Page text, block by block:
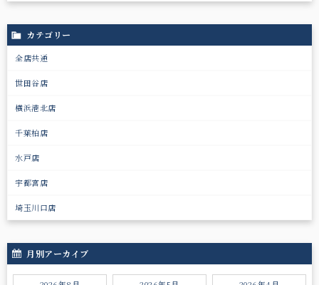
カテゴリー
全店共通
世田谷店
横浜港北店
千葉柏店
水戸店
宇都宮店
埼玉川口店
月別アーカイブ